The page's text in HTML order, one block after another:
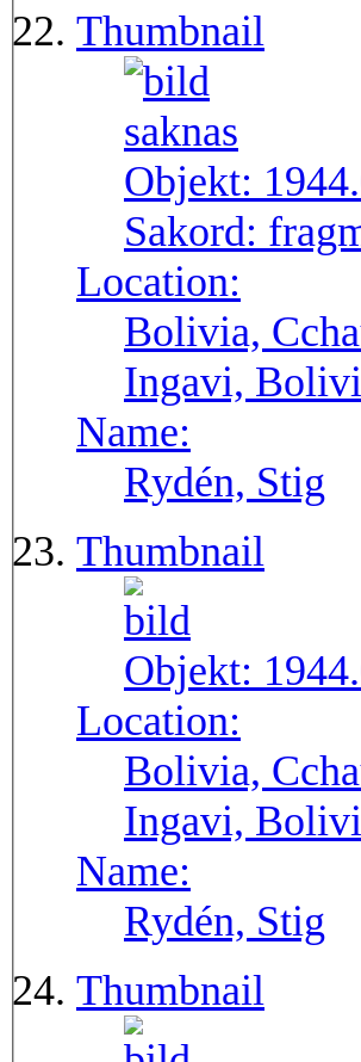
Thumbnail
Objekt:
Sakord:
Location:
Bolivia,
Ingavi,
Name:
Rydén, Stig
Thumbnail
Objekt:
Location:
Bolivia,
Ingavi,
Name:
Rydén, Stig
Thumbnail